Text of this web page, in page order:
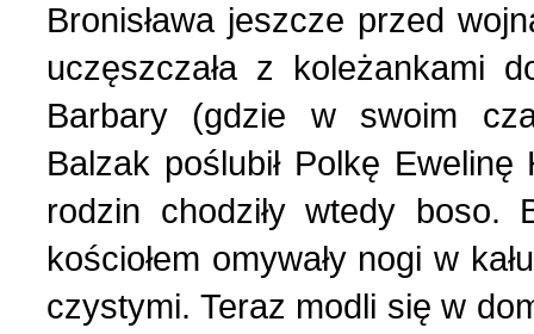
Bronisława jeszcze przed
uczęszczała z koleżankami
Barbary (gdzie w swoim
Balzak poślubił Polkę
rodzin chodziły wtedy boso.
kościołem omywały nogi w
czystymi. Teraz modli się w